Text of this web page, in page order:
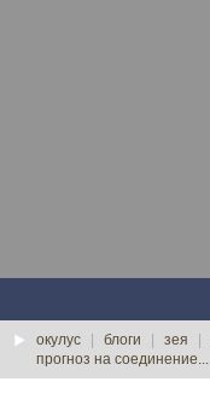
окулус блоги зея
прогноз на соединение...